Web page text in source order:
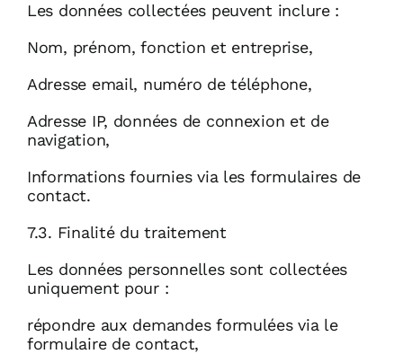
Les données collectées peuvent inclure :
Nom, prénom, fonction et entreprise,
Adresse email, numéro de téléphone,
Adresse IP, données de connexion et de
navigation,
Informations fournies via les formulaires de
contact.
7.3. Finalité du traitement
Les données personnelles sont collectées
uniquement pour :
répondre aux demandes formulées via le
formulaire de contact,